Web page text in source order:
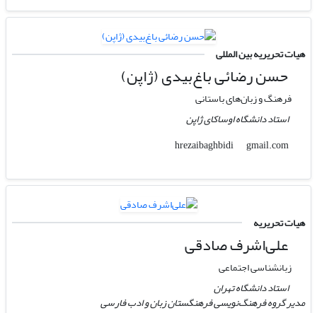
هیات تحریریه بین المللی
حسن رضائی باغ‌بیدی (ژاپن)
فرهنگ و زبان‌های باستانی
استاد دانشگاه اوساکای ژاپن
hrezaibaghbidi
gmail.com
هیات تحریریه
علی‌اشرف صادقی
زبانشناسی اجتماعی
استاد دانشگاه تهران
مدیر گروه فرهنگ‌نویسی فرهنگستان زبان و ادب فارسی